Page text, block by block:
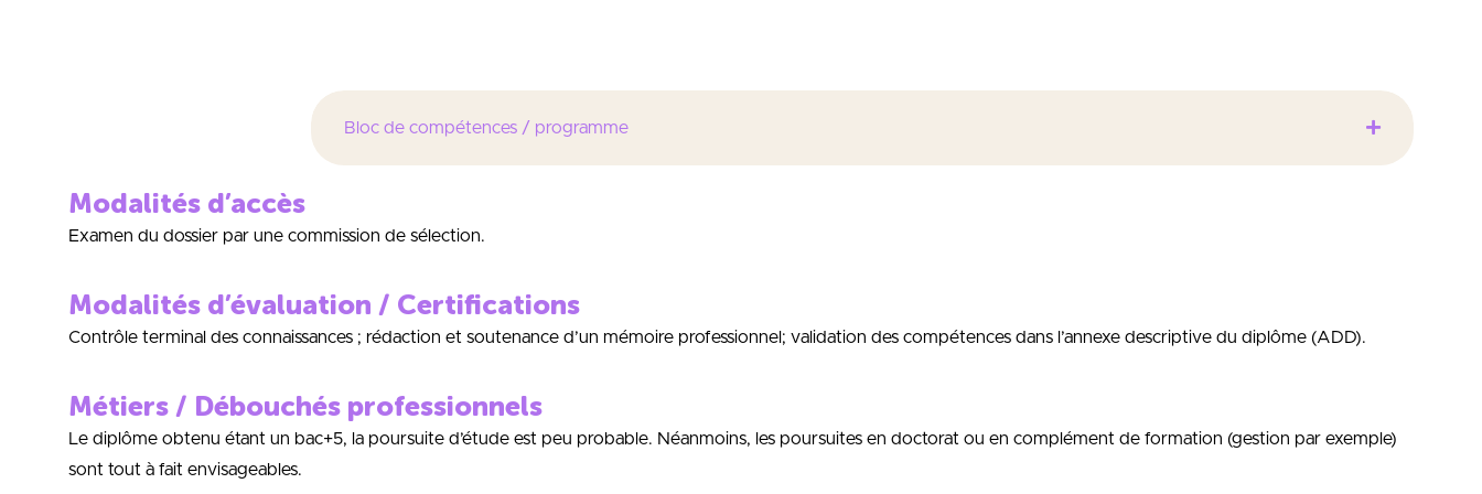
Bloc de compétences / programme
Modalités d’accès
Examen du dossier par une commission de sélection.
Modalités d’évaluation / Certifications
Contrôle terminal des connaissances ; rédaction et soutenance d’un mémoire professionnel; validation des compétences dans l’annexe descriptive du diplôme (ADD).
Métiers / Débouchés professionnels
Le diplôme obtenu étant un bac+5, la poursuite d’étude est peu probable. Néanmoins, les poursuites en doctorat ou en complément de formation (gestion par exemple)
sont tout à fait envisageables.